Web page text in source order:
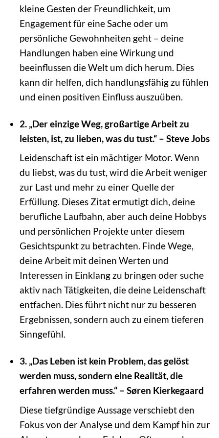
kleine Gesten der Freundlichkeit, um
Engagement für eine Sache oder um
persönliche Gewohnheiten geht – deine
Handlungen haben eine Wirkung und
beeinflussen die Welt um dich herum. Dies
kann dir helfen, dich handlungsfähig zu fühlen
und einen positiven Einfluss auszuüben.
2. „Der einzige Weg, großartige Arbeit zu
leisten, ist, zu lieben, was du tust.“ – Steve Jobs
Leidenschaft ist ein mächtiger Motor. Wenn
du liebst, was du tust, wird die Arbeit weniger
zur Last und mehr zu einer Quelle der
Erfüllung. Dieses Zitat ermutigt dich, deine
berufliche Laufbahn, aber auch deine Hobbys
und persönlichen Projekte unter diesem
Gesichtspunkt zu betrachten. Finde Wege,
deine Arbeit mit deinen Werten und
Interessen in Einklang zu bringen oder suche
aktiv nach Tätigkeiten, die deine Leidenschaft
entfachen. Dies führt nicht nur zu besseren
Ergebnissen, sondern auch zu einem tieferen
Sinngefühl.
3. „Das Leben ist kein Problem, das gelöst
werden muss, sondern eine Realität, die
erfahren werden muss.“ – Søren Kierkegaard
Diese tiefgründige Aussage verschiebt den
Fokus von der Analyse und dem Kampf hin zur